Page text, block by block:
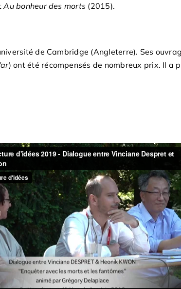
Au bonheur des morts (2015).
de Cambridge (Angleterre). Ses
) ont été récompensés de nombreux prix. Il a